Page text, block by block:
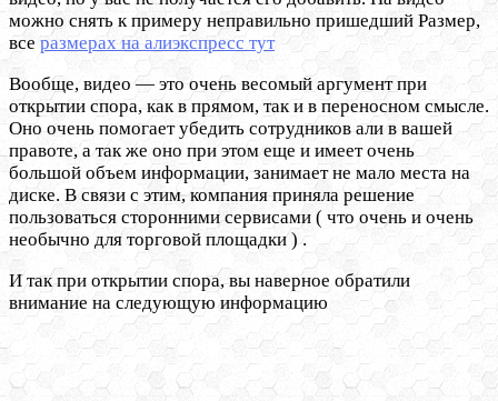
можно снять к примеру неправильно пришедший Размер,
все размерах на алиэкспресс тут
Вообще, видео — это очень весомый аргумент при
открытии спора, как в прямом, так и в переносном смысле.
Оно очень помогает убедить сотрудников али в вашей
правоте, а так же оно при этом еще и имеет очень
большой объем информации, занимает не мало места на
диске. В связи с этим, компания приняла решение
пользоваться сторонними сервисами ( что очень и очень
необычно для торговой площадки ) .
И так при открытии спора, вы наверное обратили
внимание на следующую информацию